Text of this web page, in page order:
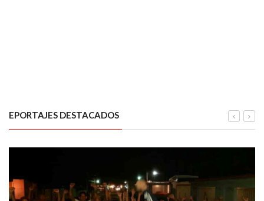
EPORTAJES DESTACADOS